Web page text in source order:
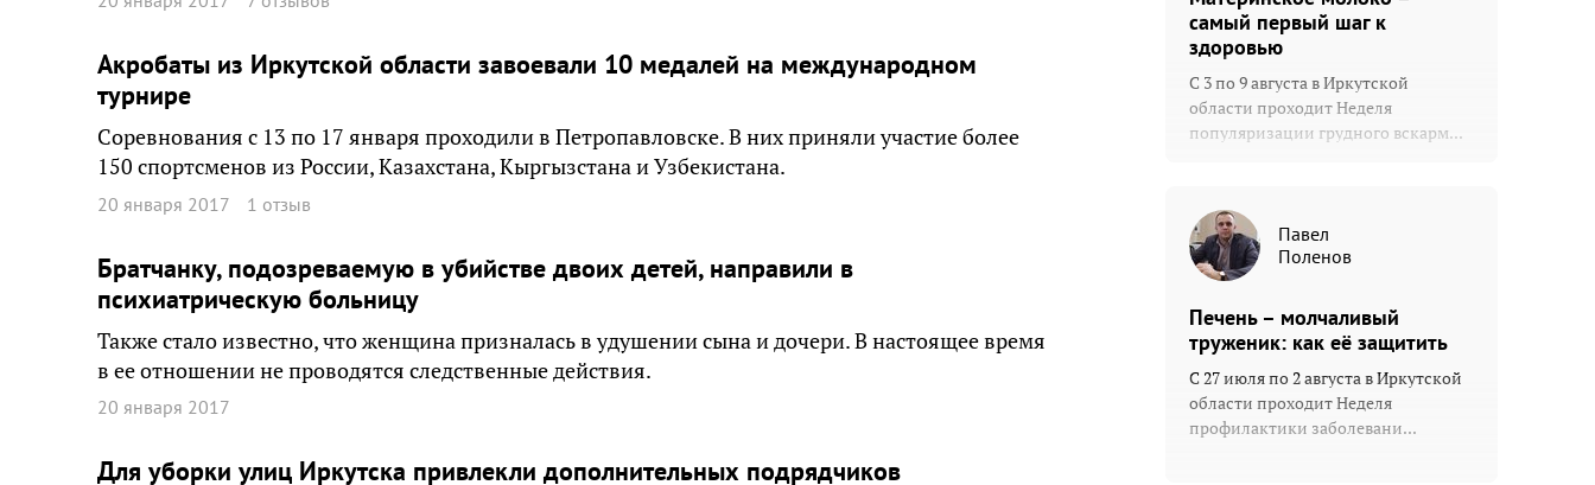
Акробаты из Иркутской области завоевали 10 медалей на международном
турнире
Соревнования с 13 по 17 января проходили в Петропавловске. В них приняли участие более
150 спортсменов из России, Казахстана, Кыргызстана и Узбекистана.
20 января 2017 1 отзыв
Братчанку, подозреваемую в убийстве двоих детей, направили в
психиатрическую больницу
Также стало известно, что женщина призналась в удушении сына и дочери. В настоящее время
в ее отношении не проводятся следственные действия.
20 января 2017
Для уборки улиц Иркутска привлекли дополнительных подрядчиков
самый первый шаг к
здоровью
С 3 по 9 августа в Иркутской
области проходит Неделя
популяризации грудного вскарм...
Павел
Поленов
Печень – молчаливый
труженик: как её защитить
С 27 июля по 2 августа в Иркутской
области проходит Неделя
профилактики заболевани...